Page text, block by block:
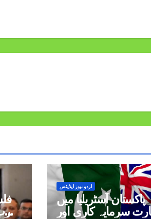
اردو نیوز اپڈیٹس
پاکستان آسٹریلیا میں
سرمایہ کاری اور